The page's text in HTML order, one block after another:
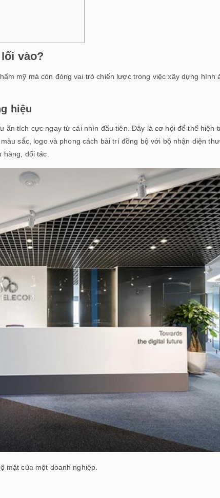
vào?
mỹ mà còn đóng vai trò chiến lược trong việc xây dựng hình
hiệu
ấn tích cực ngay từ cái nhìn đầu tiên. Đây là cơ hội để thể hiện
sắc, logo và phong cách bài trí đồng bộ với bộ nhận diện
đối tác.
mặt của một doanh nghiệp.